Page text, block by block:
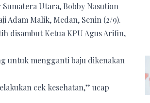
Utara, Bobby Nasution –
Adam Malik, Medan, Senin (2/9).
disambut Ketua KPU Agus Arifin,
untuk mengganti baju dikenakan
cek kesehatan,” ucap